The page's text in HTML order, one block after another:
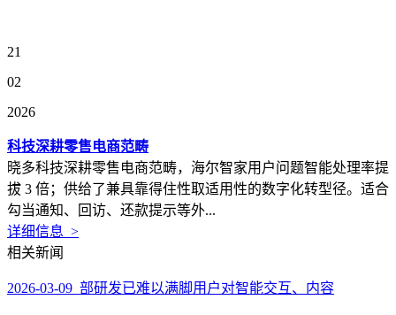
21
02
2026
科技深耕零售电商范畴
晓多科技深耕零售电商范畴，海尔智家用户问题智能处理率提
拔 3 倍；供给了兼具靠得住性取适用性的数字化转型径。适合
勾当通知、回访、还款提示等外...
详细信息 >
相关新闻
2026-03-09 部研发已难以满脚用户对智能交互、内容